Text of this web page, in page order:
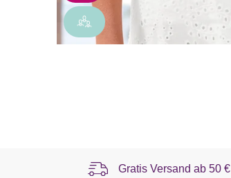
Gratis Versand ab 50 €